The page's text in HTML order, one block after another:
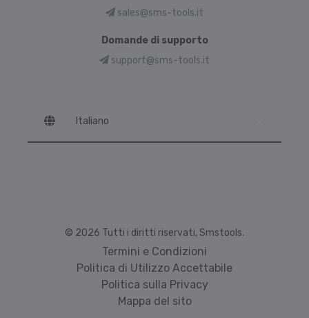
sales@sms-tools.it
Domande di supporto
support@sms-tools.it
© 2026 Tutti i diritti riservati, Smstools.
Termini e Condizioni
Politica di Utilizzo Accettabile
Politica sulla Privacy
Mappa del sito